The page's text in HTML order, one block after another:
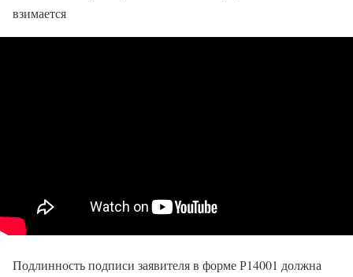
взимается
Подлинность подписи заявителя в форме Р14001 должна